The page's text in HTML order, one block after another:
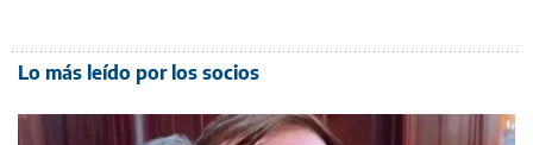
Lo más leído por los socios